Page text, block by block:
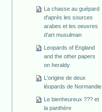
La chasse au guépard
d'après les sources
arabes et les oeuvres
d'art musulman
Leopards of England
and the other papers
on heraldy
L'origine de deux
léopards de Normandie
Le bienheureux ??? et
la panthère